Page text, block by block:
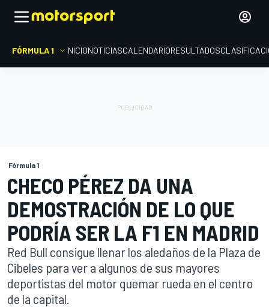
FÓRMULA 1 INICIONOTICIASCALENDARIORESULTADOS
Fórmula 1
CHECO PÉREZ DA UNA
DEMOSTRACIÓN DE LO QUE
PODRÍA SER LA F1 EN MADRID
Red Bull consigue llenar los aledaños de la Plaza de
Cibeles para ver a algunos de sus mayores
deportistas del motor quemar rueda en el centro
de la capital.